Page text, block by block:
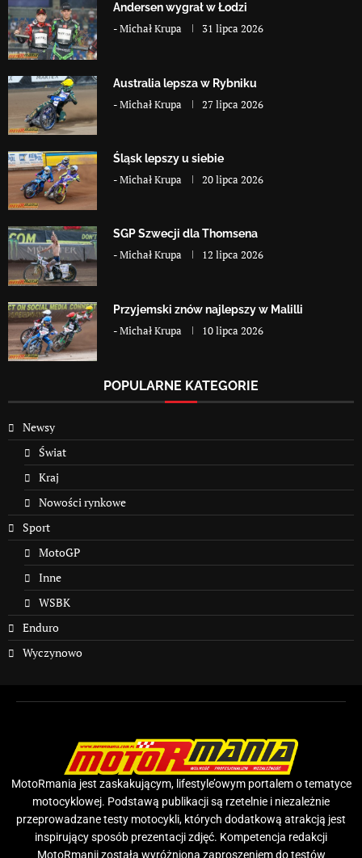
Andersen wygrał w Łodzi
-Michał Krupa 31 lipca 2026
Australia lepsza w Rybniku
-Michał Krupa 27 lipca 2026
Śląsk lepszy u siebie
-Michał Krupa 20 lipca 2026
SGP Szwecji dla Thomsena
-Michał Krupa 12 lipca 2026
Przyjemski znów najlepszy w Malilli
-Michał Krupa 10 lipca 2026
POPULARNE KATEGORIE
Newsy
Świat
Kraj
Nowości rynkowe
Sport
MotoGP
Inne
WSBK
Enduro
Wyczynowo
MotoRmania jest zaskakującym, lifestyle’owym portalem o tematyce
motocyklowej. Podstawą publikacji są rzetelnie i niezależnie
przeprowadzane testy motocykli, których dodatkową atrakcją jest
inspirujący sposób prezentacji zdjęć. Kompetencja redakcji
MotoRmanii została wyróżniona zaproszeniem do testów